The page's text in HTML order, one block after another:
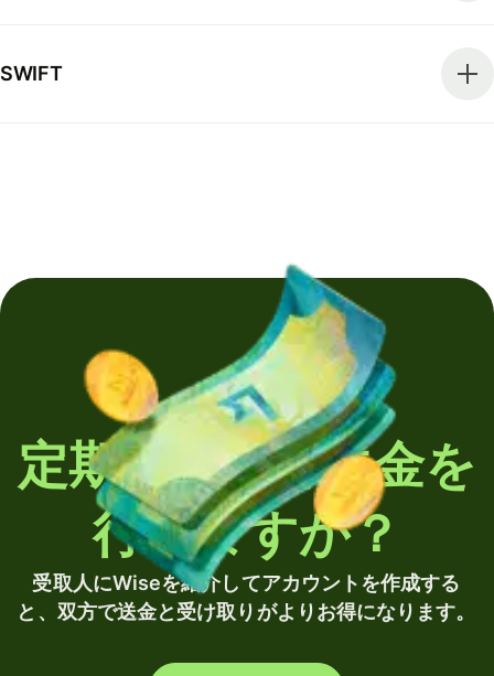
SWIFT
定期的に海外送金を
行いますか？
受取人にWiseを紹介してアカウントを作成する
と、双方で送金と受け取りがよりお得になります。